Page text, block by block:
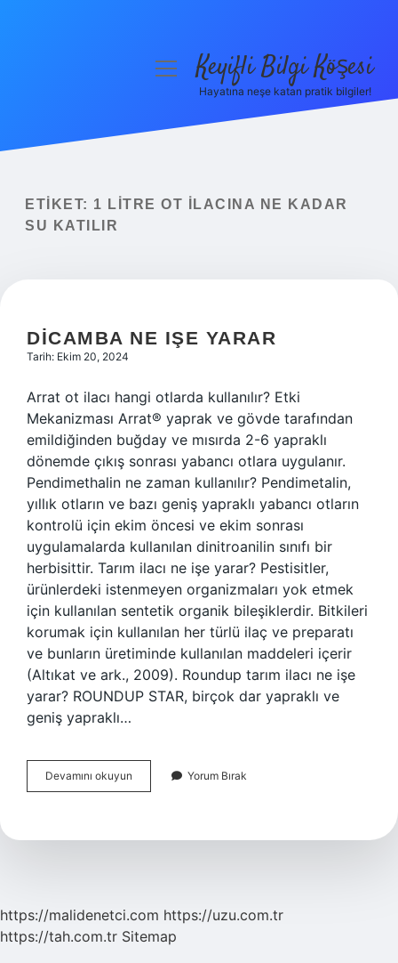
Yasal Uyarı
menüyüKeyifli Bilgi Köşesi
Hayatına neşe katan pratik bilgiler!
ETIKET: 1 LITRE OT İLACINA NE KADAR
SU KATILIR
DICAMBA NE IŞE YARAR
Tarih: Ekim 20, 2024
Arrat ot ilacı hangi otlarda kullanılır? Etki
Mekanizması Arrat® yaprak ve gövde tarafından
emildiğinden buğday ve mısırda 2-6 yapraklı
dönemde çıkış sonrası yabancı otlara uygulanır.
Pendimethalin ne zaman kullanılır? Pendimetalin,
yıllık otların ve bazı geniş yapraklı yabancı otların
kontrolü için ekim öncesi ve ekim sonrası
uygulamalarda kullanılan dinitroanilin sınıfı bir
herbisittir. Tarım ilacı ne işe yarar? Pestisitler,
ürünlerdeki istenmeyen organizmaları yok etmek
için kullanılan sentetik organik bileşiklerdir. Bitkileri
korumak için kullanılan her türlü ilaç ve preparatı
ve bunların üretiminde kullanılan maddeleri içerir
(Altıkat ve ark., 2009). Roundup tarım ilacı ne işe
yarar? ROUNDUP STAR, birçok dar yapraklı ve
geniş yapraklı…
Devamını okuyun Dicamba
Ne
Yorum Bırak
https://malidenetci.com https://uzu.com.tr
https://tah.com.tr Sitemap